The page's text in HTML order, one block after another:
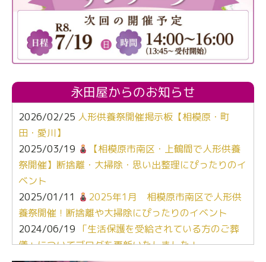
永田屋からのお知らせ
2026/02/25 人形供養祭開催掲示板【相模原・町
田・愛川】
2025/03/19
【相模原市南区・上鶴間で人形供養
祭開催】断捨離・大掃除・思い出整理にぴったりのイ
ベント
2025/01/11
2025年1月 相模原市南区で人形供
養祭開催！断捨離や大掃除にぴったりのイベント
2024/06/19 「生活保護を受給されている方のご葬
儀」についてブログを更新いたしました！